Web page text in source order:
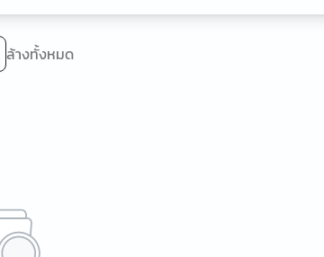
ล้างทั้งหมด